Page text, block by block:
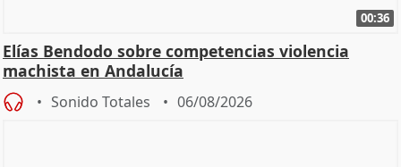
00:36
Elías Bendodo sobre competencias violencia
machista en Andalucía
Sonido Totales 06/08/2026